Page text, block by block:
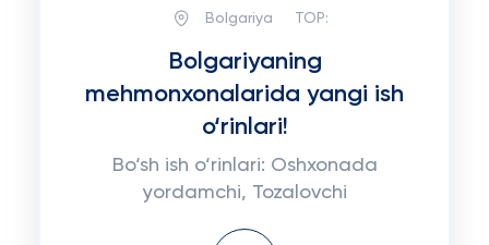
Bolgariya TOP:
Bolgariyaning
mehmonxonalarida yangi ish
o‘rinlari!
Bo‘sh ish o‘rinlari: Oshxonada
yordamchi, Tozalovchi